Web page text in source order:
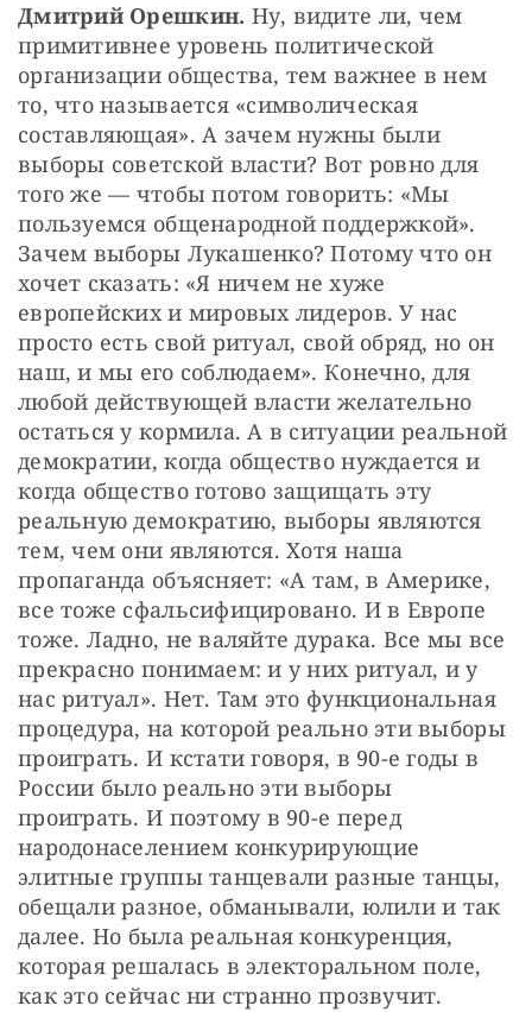
Дмитрий Орешкин. Ну, видите ли, чем
примитивнее уровень политической
организации общества, тем важнее в нем
то, что называется «символическая
составляющая». А зачем нужны были
выборы советской власти? Вот ровно для
того же — чтобы потом говорить: «Мы
пользуемся общенародной поддержкой».
Зачем выборы Лукашенко? Потому что он
хочет сказать: «Я ничем не хуже
европейских и мировых лидеров. У нас
просто есть свой ритуал, свой обряд, но он
наш, и мы его соблюдаем». Конечно, для
любой действующей власти желательно
остаться у кормила. А в ситуации реальной
демократии, когда общество нуждается и
когда общество готово защищать эту
реальную демократию, выборы являются
тем, чем они являются. Хотя наша
пропаганда объясняет: «А там, в Америке,
все тоже сфальсифицировано. И в Европе
тоже. Ладно, не валяйте дурака. Все мы все
прекрасно понимаем: и у них ритуал, и у
нас ритуал». Нет. Там это функциональная
процедура, на которой реально эти выборы
проиграть. И кстати говоря, в 90-е годы в
России было реально эти выборы
проиграть. И поэтому в 90-е перед
народонаселением конкурирующие
элитные группы танцевали разные танцы,
обещали разное, обманывали, юлили и так
далее. Но была реальная конкуренция,
которая решалась в электоральном поле,
как это сейчас ни странно прозвучит.